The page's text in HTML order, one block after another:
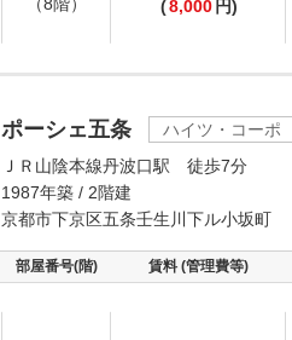
(8,000 円)
ポーシェ五条
ハイツ・コーポ
ＪＲ山陰本線丹波口駅 徒歩7分
1987年築 / 2階建
京都市下京区五条壬生川下ル小坂町
部屋番号(階) 賃料 (管理費等)